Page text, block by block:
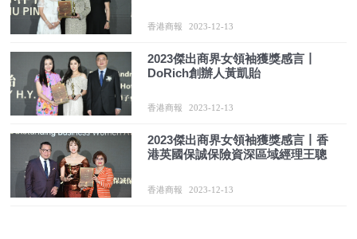
香港商報 2023-12-13
2023傑出商界女領袖獲獎感言丨
DoRich創辦人黃凱貽
香港商報 2023-12-13
2023傑出商界女領袖獲獎感言丨香
港英國保誠保險資深區域經理王聰
香港商報 2023-12-13